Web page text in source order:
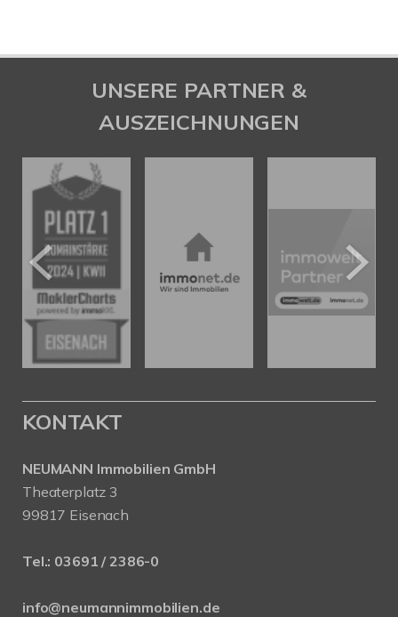
UNSERE PARTNER &
AUSZEICHNUNGEN
KONTAKT
NEUMANN Immobilien GmbH
Theaterplatz 3
99817 Eisenach
Tel.: 03691 / 2386-0
info@neumannimmobilien.de